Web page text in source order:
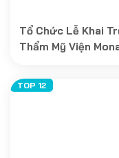
Tổ Chức Lễ Khai
Thẩm Mỹ Viện